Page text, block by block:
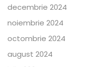
decembrie 2024
noiembrie 2024
octombrie 2024
august 2024